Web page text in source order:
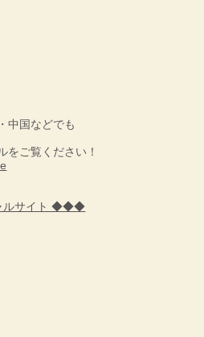
中国などでも
をご覧ください！
ルサイト ◆◆◆